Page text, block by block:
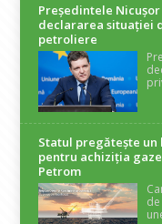
Președintele
declararea situaţiei
petroliere
Statul pregătește
pentru achiziția
Petrom